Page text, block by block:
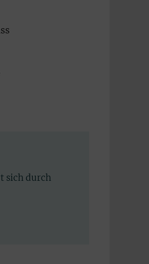
sich durch